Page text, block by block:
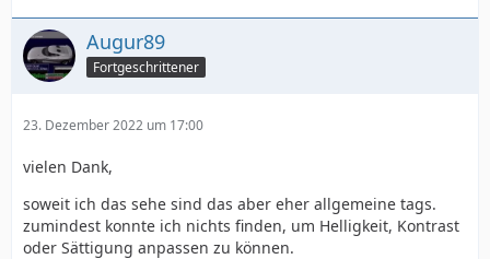
Augur89
Fortgeschrittener
23. Dezember 2022 um 17:00
vielen Dank,
soweit ich das sehe sind das aber eher allgemeine tags.
zumindest konnte ich nichts finden, um Helligkeit, Kontrast
oder Sättigung anpassen zu können.